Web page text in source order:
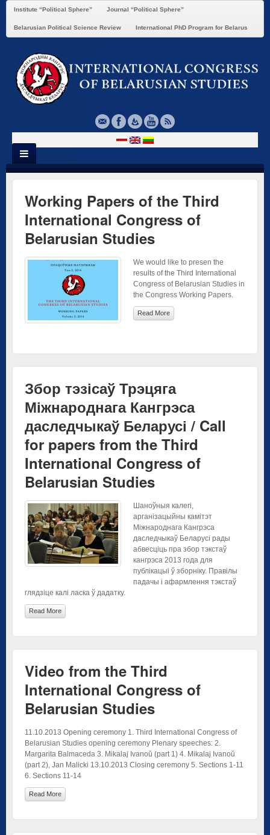
Institute “Political Sphere” Journal “Political Sphere”
Belarusian Political Science Review International PhD Program for Belarus
Working Papers of the Third
International Congress of
Belarusian Studies
We would like to presen the
results of the Third International
Congress of Belarusian Studies in
the Congress Working Papers.
Read More
Збор тэзісаў Трэцяга
Міжнароднага Кангрэса
даследчыкаў Беларусі / Call
for papers from the Third
International Congress of
Belarusian Studies
Шаноўныя калегі,
арганізацыйны камітэт
Міжнароднага Кангрэса
даследчыкаў Беларусі рады
абвесціць пра збор тэкстаў
кангрэса 2013 года для
публікацыі ў зборніку. Правілы
падачы і афармлення тэкстаў
глядзіце калі ласка ў дадатку.
Read More
Video from the Third
International Congress of
Belarusian Studies
11.10.2013 Opening ceremony 1. Third International Congress of
Belarusian Studies opening ceremony Plenary speeches: 2.
Margarita Balmaceda 3. Mikalaj Ivanoŭ (part 1) 4. Mikalaj Ivanoŭ
(part 2), Jan Malicki 13.10.2013 Closing ceremony 5. Sections 1-11
6. Sections 11-14
Read More